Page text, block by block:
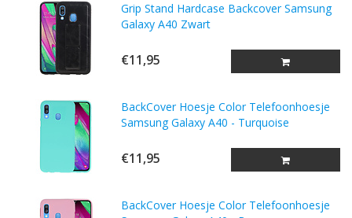
Grip Stand Hardcase Backcover Samsung
Galaxy A40 Zwart
€11,95
BackCover Hoesje Color Telefoonhoesje
Samsung Galaxy A40 - Turquoise
€11,95
BackCover Hoesje Color Telefoonhoesje